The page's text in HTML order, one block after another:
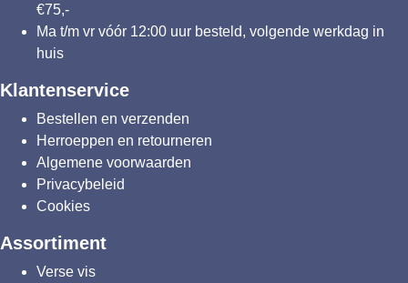
€75,-
Ma t/m vr vóór 12:00 uur besteld, volgende werkdag in
huis
Klantenservice
Bestellen en verzenden
Herroeppen en retourneren
Algemene voorwaarden
Privacybeleid
Cookies
Assortiment
Verse vis